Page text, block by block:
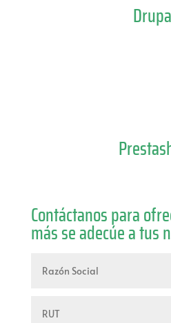
Contáctanos para
más se adecúe a tus